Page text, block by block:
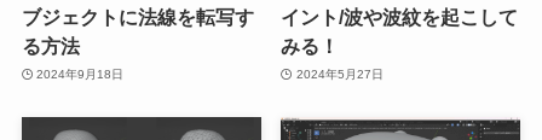
ブジェクトに法線を転写す
る方法
2024年9月18日
イント/波や波紋を起こして
みる！
2024年5月27日